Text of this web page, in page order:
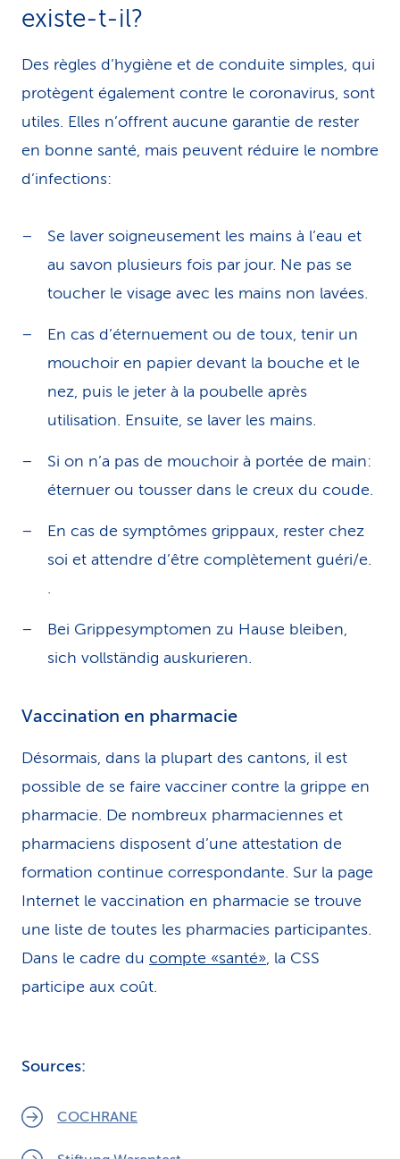
existe-t-il?
Des règles d’hygiène et de conduite simples, qui
protègent également contre le coronavirus, sont
utiles. Elles n’offrent aucune garantie de rester
en bonne santé, mais peuvent réduire le nombre
d’infections:
Se laver soigneusement les mains à l’eau et
au savon plusieurs fois par jour. Ne pas se
toucher le visage avec les mains non lavées.
En cas d’éternuement ou de toux, tenir un
mouchoir en papier devant la bouche et le
nez, puis le jeter à la poubelle après
utilisation. Ensuite, se laver les mains.
Si on n’a pas de mouchoir à portée de main:
éternuer ou tousser dans le creux du coude.
En cas de symptômes grippaux, rester chez
soi et attendre d’être complètement guéri/e.
.
Bei Grippesymptomen zu Hause bleiben,
sich vollständig auskurieren.
Vaccination en pharmacie
Désormais, dans la plupart des cantons, il est
possible de se faire vacciner contre la grippe en
pharmacie. De nombreux pharmaciennes et
pharmaciens disposent d’une attestation de
formation continue correspondante. Sur la page
Internet le vaccination en pharmacie se trouve
une liste de toutes les pharmacies participantes.
Dans le cadre du compte «santé», la CSS
participe aux coût.
Sources:
COCHRANE